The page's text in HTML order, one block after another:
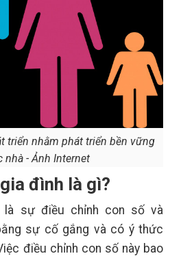
triển nhằm phát triển bền vững
nhà - Ảnh Internet
đình là gì?
là sự điều chỉnh con số và
sự cố gắng và có ý thức
điều chỉnh con số này bao